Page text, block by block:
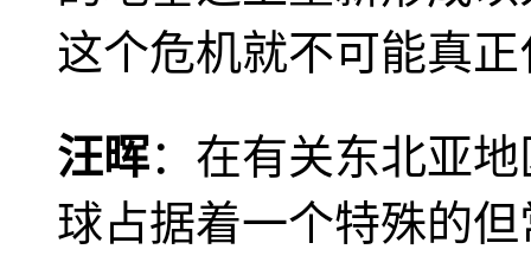
这个危机就不可能真
汪晖：在有关东北亚
球占据着一个特殊的